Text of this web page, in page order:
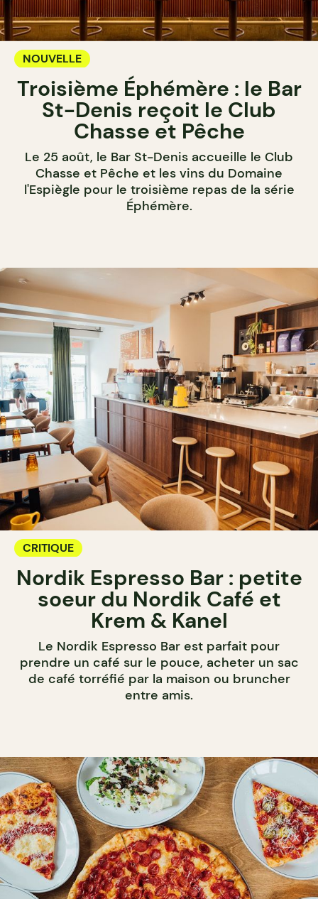
NOUVELLE
Troisième Éphémère : le Bar
St-Denis reçoit le Club
Chasse et Pêche
Le 25 août, le Bar St-Denis accueille le Club
Chasse et Pêche et les vins du Domaine
l'Espiègle pour le troisième repas de la série
Éphémère.
CRITIQUE
Nordik Espresso Bar : petite
soeur du Nordik Café et
Krem & Kanel
Le Nordik Espresso Bar est parfait pour
prendre un café sur le pouce, acheter un sac
de café torréfié par la maison ou bruncher
entre amis.